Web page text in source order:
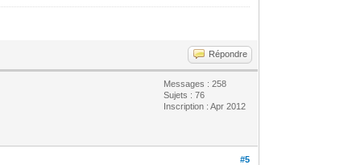
Répondre
Messages : 258
Sujets : 76
Inscription : Apr 2012
#5